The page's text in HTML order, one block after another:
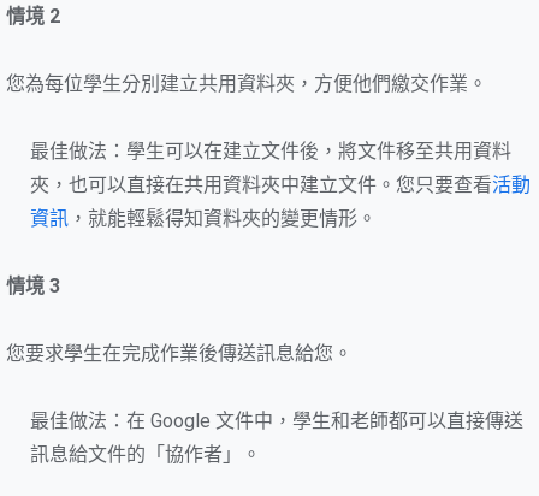
情境 2
您為每位學生分別建立共用資料夾，方便他們繳交作業。
最佳做法：學生可以在建立文件後，將文件移至共用資料
夾，也可以直接在共用資料夾中建立文件。您只要查看活動
資訊 ，就能輕鬆得知資料夾的變更情形。
情境 3
您要求學生在完成作業後傳送訊息給您。
最佳做法：在 Google 文件中，學生和老師都可以直接傳送
訊息給文件的「協作者」。